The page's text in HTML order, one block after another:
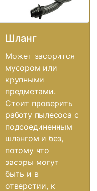
Шланг
Может засорится
мусором или
крупными
предметами.
Стоит проверить
работу пылесоса с
подсоединенным
шлангом и без,
потому что
засоры могут
быть и в
отверстии, к